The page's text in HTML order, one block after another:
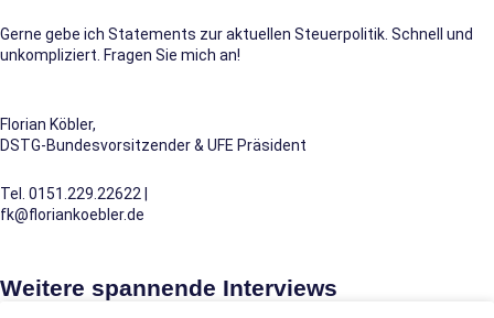
Gerne gebe ich Statements zur aktuellen Steuerpolitik. Schnell und
unkompliziert. Fragen Sie mich an!
Florian Köbler,
DSTG-Bundesvorsitzender & UFE Präsident
Tel. 0151.229.22622 |
fk@floriankoebler.de
Weitere spannende Interviews